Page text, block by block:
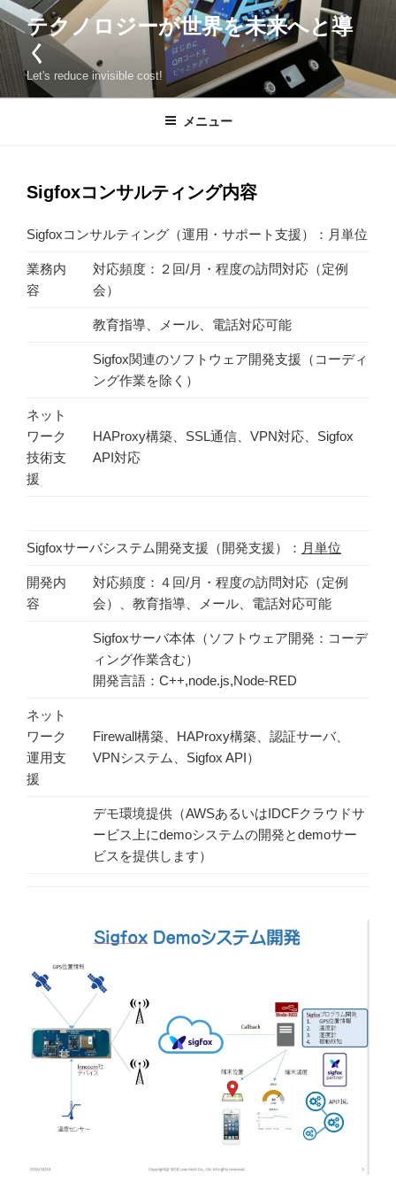
コ
ン
テ
ツ
テクノロジーが世界を未来へと導
く
Let's reduce invisible cost!
メニュー
Sigfoxコンサルティング内容
Sigfoxコンサルティング（運用・サポート支援）：月単位
業務内
容
対応頻度：２回/月・程度の訪問対応（定例
会）
教育指導、メール、電話対応可能
Sigfox関連のソフトウェア開発支援（コーディ
ング作業を除く）
ネット
ワーク
技術支
援
HAProxy構築、SSL通信、VPN対応、Sigfox
API対応
Sigfoxサーバシステム開発支援（開発支援）： 月単位
開発内
容
対応頻度：４回/月・程度の訪問対応（定例
会）、教育指導、メール、電話対応可能
Sigfoxサーバ本体（ソフトウェア開発：コーデ
ィング作業含む）
開発言語：C++,node.js,Node-RED
ネット
ワーク
運用支
援
Firewall構築、HAProxy構築、認証サーバ、
VPNシステム、Sigfox API）
デモ環境提供（AWSあるいはIDCFクラウドサ
ービス上にdemoシステムの開発とdemoサー
ビスを提供します）